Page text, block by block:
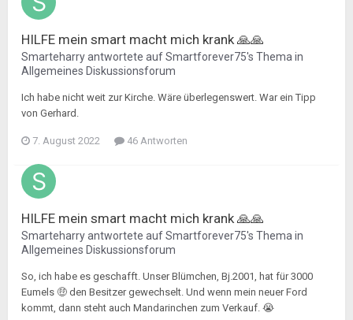
HILFE mein smart macht mich krank 🙏🙏
Smarteharryantwortete aufSmartforever75's Thema in
Allgemeines Diskussionsforum
Ich habe nicht weit zur Kirche. Wäre überlegenswert. War ein Tipp
von Gerhard.
7. August 2022 46 Antworten
HILFE mein smart macht mich krank 🙏🙏
Smarteharryantwortete aufSmartforever75's Thema in
Allgemeines Diskussionsforum
So, ich habe es geschafft. Unser Blümchen, Bj.2001, hat für 3000
Eumels 🤑 den Besitzer gewechselt. Und wenn mein neuer Ford
kommt, dann steht auch Mandarinchen zum Verkauf. 😭